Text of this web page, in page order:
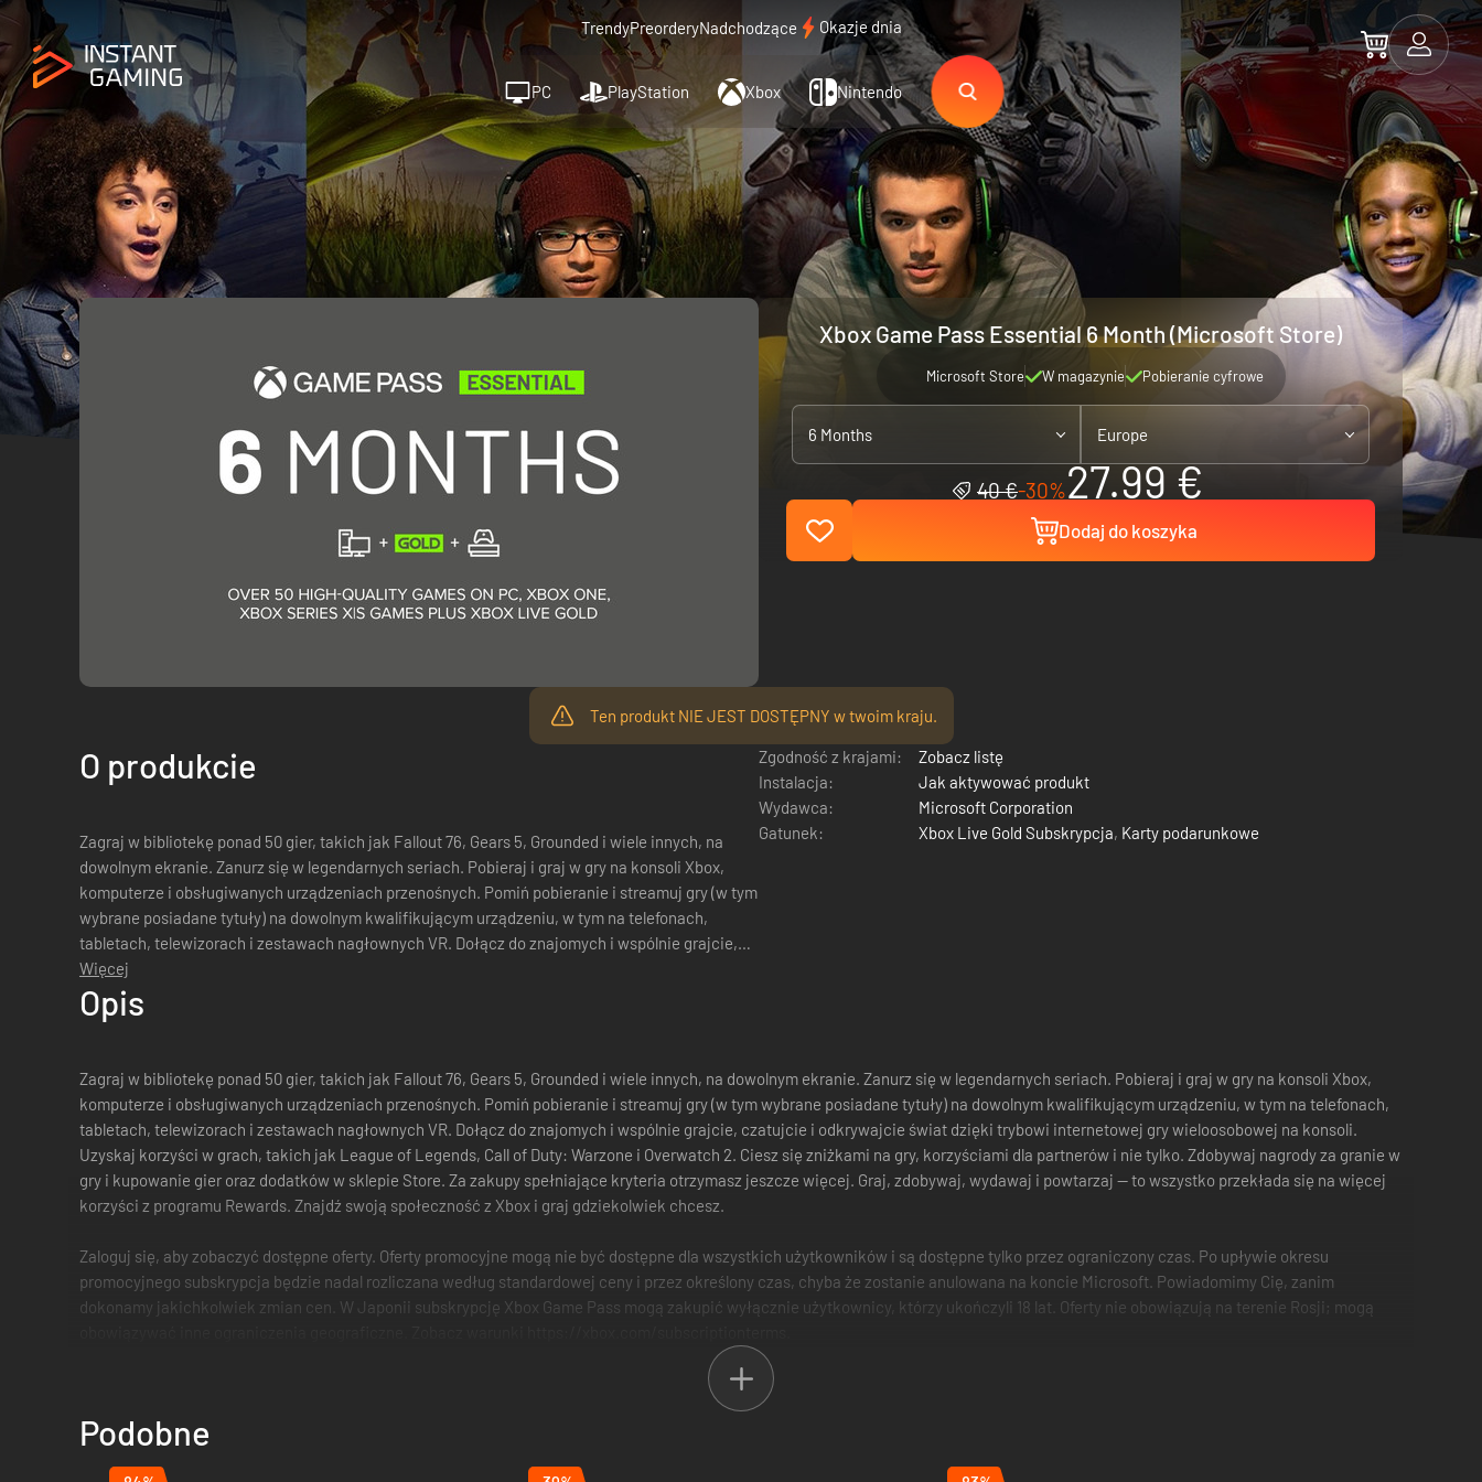
TrendyPreorderyNadchodzące Okazje dnia
PC PlayStation Xbox Nintendo
Xbox Game Pass Essential 6 Month (Microsoft Store)
Microsoft Store W magazynie Pobieranie cyfrowe
6 Months Europe
40 €-30%27.99 €
Dodaj do koszyka
Ten produkt NIE JEST DOSTĘPNY w twoim kraju.
O produkcie
Zagraj w bibliotekę ponad 50 gier, takich jak Fallout 76, Gears 5, Grounded i wiele innych, na
dowolnym ekranie. Zanurz się w legendarnych seriach. Pobieraj i graj w gry na konsoli Xbox,
komputerze i obsługiwanych urządzeniach przenośnych. Pomiń pobieranie i streamuj gry (w tym
wybrane posiadane tytuły) na dowolnym kwalifikującym urządzeniu, w tym na telefonach,
tabletach, telewizorach i zestawach nagłownych VR. Dołącz do znajomych i wspólnie grajcie,
czatujcie i odkrywajcie świat ...
Więcej
Zgodność z krajami:
Zobacz listę
Instalacja:
Jak aktywować produkt
Wydawca:
Microsoft Corporation
Gatunek:
Xbox Live Gold Subskrypcja, Karty podarunkowe
Opis
Zagraj w bibliotekę ponad 50 gier, takich jak Fallout 76, Gears 5, Grounded i wiele innych, na dowolnym ekranie. Zanurz się w legendarnych seriach. Pobieraj i graj w gry na konsoli Xbox,
komputerze i obsługiwanych urządzeniach przenośnych. Pomiń pobieranie i streamuj gry (w tym wybrane posiadane tytuły) na dowolnym kwalifikującym urządzeniu, w tym na telefonach,
tabletach, telewizorach i zestawach nagłownych VR. Dołącz do znajomych i wspólnie grajcie, czatujcie i odkrywajcie świat dzięki trybowi internetowej gry wieloosobowej na konsoli.
Uzyskaj korzyści w grach, takich jak League of Legends, Call of Duty: Warzone i Overwatch 2. Ciesz się zniżkami na gry, korzyściami dla partnerów i nie tylko. Zdobywaj nagrody za granie w
gry i kupowanie gier oraz dodatków w sklepie Store. Za zakupy spełniające kryteria otrzymasz jeszcze więcej. Graj, zdobywaj, wydawaj i powtarzaj — to wszystko przekłada się na więcej
korzyści z programu Rewards. Znajdź swoją społeczność z Xbox i graj gdziekolwiek chcesz.
Zaloguj się, aby zobaczyć dostępne oferty. Oferty promocyjne mogą nie być dostępne dla wszystkich użytkowników i są dostępne tylko przez ograniczony czas. Po upływie okresu
promocyjnego subskrypcja będzie nadal rozliczana według standardowej ceny i przez określony czas, chyba że zostanie anulowana na koncie Microsoft. Powiadomimy Cię, zanim
dokonamy jakichkolwiek zmian cen. W Japonii subskrypcję Xbox Game Pass mogą zakupić wyłącznie użytkownicy, którzy ukończyli 18 lat. Oferty nie obowiązują na terenie Rosji; mogą
Podobne